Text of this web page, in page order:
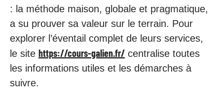
: la méthode maison, globale et pragmatique,
a su prouver sa valeur sur le terrain. Pour
explorer l’éventail complet de leurs services,
le site https://cours-galien.fr/ centralise toutes
les informations utiles et les démarches à
suivre.